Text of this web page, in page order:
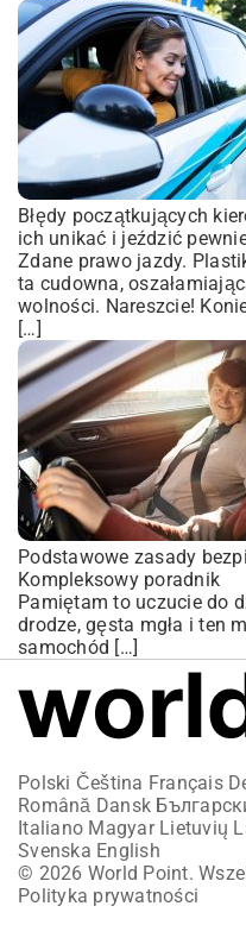
Błędy początkujących
ich unikać i jeździć
Zdane prawo jazdy.
ta cudowna,
wolności. Nareszcie!
[…]
Podstawowe zasady
Kompleksowy poradnik
Pamiętam to uczucie do
drodze, gęsta mgła i ten
samochód […]
Polski Čeština Français
Română Dansk
Italiano Magyar Lietuvių
Svenska English
© 2026 World Point.
Polityka prywatności